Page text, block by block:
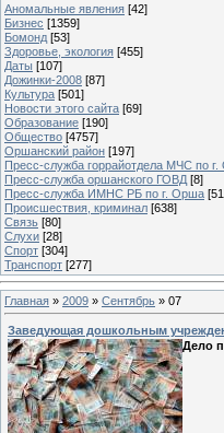
Аномальные явления [42]
Бизнес [1359]
Бомонд [53]
Здоровье, экология [455]
Даты [107]
Дожинки-2008 [87]
Культура [501]
Новости этого сайта [69]
Образование [190]
Общество [4757]
Оршанский район [197]
Пресс-служба горрайотдела МЧС по
Пресс-служба оршанского ГОВД [8]
Пресс-служба ИМНС РБ по г. Орша
Проиcшествия, криминал [638]
Связь [80]
Слухи [28]
Спорт [304]
Транспорт [277]
Главная » 2009 » Сентябрь » 07
Заведующая дошкольным
Дело